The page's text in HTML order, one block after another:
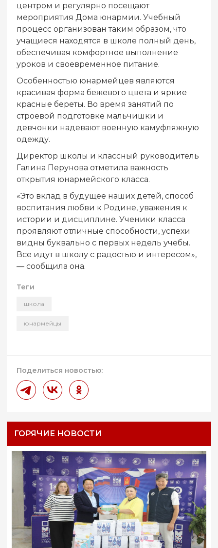
центром и регулярно посещают
мероприятия Дома юнармии. Учебный
процесс организован таким образом, что
учащиеся находятся в школе полный день,
обеспечивая комфортное выполнение
уроков и своевременное питание.
Особенностью юнармейцев являются
красивая форма бежевого цвета и яркие
красные береты. Во время занятий по
строевой подготовке мальчишки и
девчонки надевают военную камуфляжную
одежду.
Директор школы и классный руководитель
Галина Перунова отметила важность
открытия юнармейского класса.
«Это вклад в будущее наших детей, способ
воспитания любви к Родине, уважения к
истории и дисциплине. Ученики класса
проявляют отличные способности, успехи
видны буквально с первых недель учебы.
Все идут в школу с радостью и интересом»,
— сообщила она.
Теги
школа
юнармейцы
Поделиться новостью:
ГОРЯЧИЕ НОВОСТИ